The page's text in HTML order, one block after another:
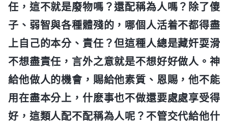
任，這不就是廢物嗎？還配稱為人嗎？除了傻
子、弱智與各種體殘的，哪個人活着不都得盡
上自己的本分、責任？但這種人總是藏奸耍滑
不想盡責任，言外之意就是不想好好做人。神
給他做人的機會，賜給他素質、恩賜，他不能
用在盡本分上，什麽事也不做還要處處享受得
好，這類人配不配稱為人呢？不管交代給他什